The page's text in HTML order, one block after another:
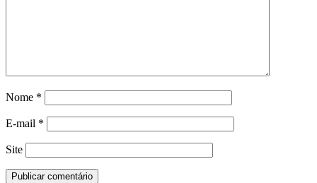
Nome *
E-mail *
Site